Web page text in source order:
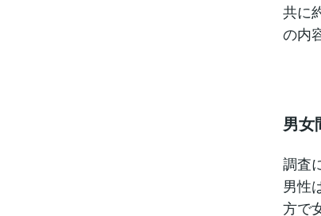
共に
の内
男女
調査
男性
方で